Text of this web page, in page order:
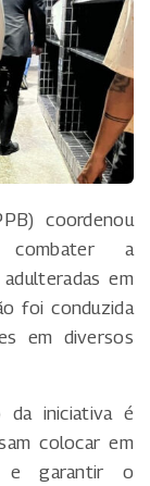
coordenou
combater a
em
foi conduzida
em diversos
iniciativa é
colocar em
e garantir o